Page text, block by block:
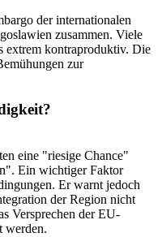
der internationalen
zusammen. Viele
extrem kontraproduktiv. Die
zur
eine "riesige Chance"
Ein wichtiger Faktor
Er warnt jedoch
der Region nicht
Versprechen der EU-
werden.